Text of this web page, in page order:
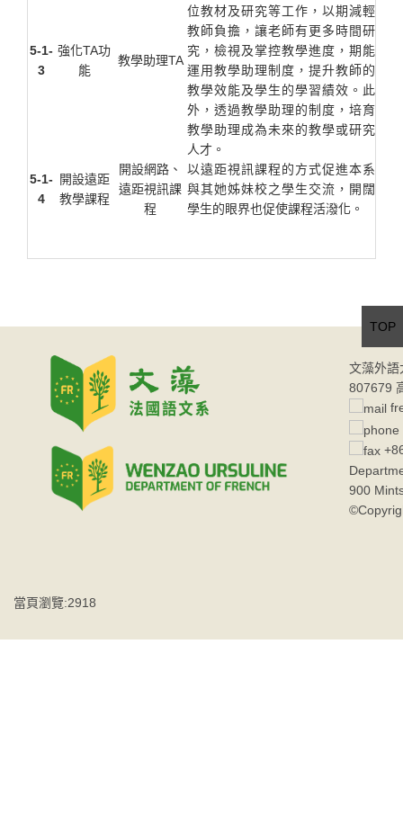
5-1-
3
強化TA功
能
教學助理TA
位教材及研究等工作，以期減輕
教師負擔，讓老師有更多時間研
究，檢視及掌控教學進度，期能
運用教學助理制度，提升教師的
教學效能及學生的學習績效。此
外，透過教學助理的制度，培育
教學助理成為未來的教學或研究
人才。
5-1-
4
開設遠距
教學課程
開設網路、
遠距視訊課
程
以遠距視訊課程的方式促進本系
與其她姊妹校之學生交流，開闊
學生的眼界也促使課程活潑化。
文藻外
807679
900
當頁瀏覽:2918
TOP